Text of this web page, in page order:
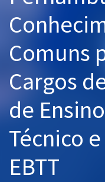
Mentorias
Questões grátis
Aprovados
Comuns
Cargos
de
Técnico
EBTT